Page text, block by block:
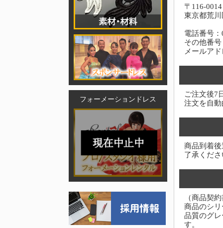
フォーメーションドレス
〒116-0014
東京都荒
電話番号
その他番
メールア
ご注文後7
注文を自
商品到着
了承くだ
（商品契
商品のシ
品質のグ
す。